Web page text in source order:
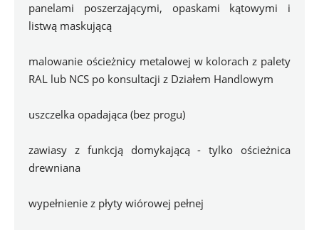
panelami poszerzającymi, opaskami kątowymi i
listwą maskującą
malowanie ościeżnicy metalowej w kolorach z palety
RAL lub NCS po konsultacji z Działem Handlowym
uszczelka opadająca (bez progu)
zawiasy z funkcją domykającą - tylko ościeżnica
drewniana
wypełnienie z płyty wiórowej pełnej